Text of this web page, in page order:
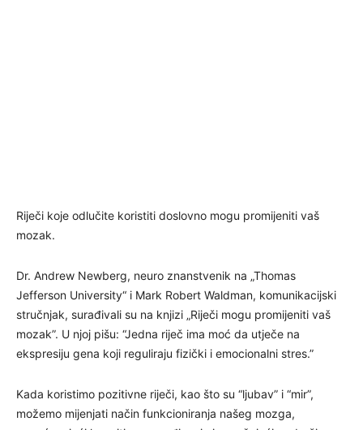
Riječi koje odlučite koristiti doslovno mogu promijeniti vaš
mozak.
Dr. Andrew Newberg, neuro znanstvenik na „Thomas
Jefferson University“ i Mark Robert Waldman, komunikacijski
stručnjak, surađivali su na knjizi „Riječi mogu promijeniti vaš
mozak”. U njoj pišu: “Jedna riječ ima moć da utječe na
ekspresiju gena koji reguliraju fizički i emocionalni stres.”
Kada koristimo pozitivne riječi, kao što su “ljubav” i “mir”,
možemo mijenjati način funkcioniranja našeg mozga,